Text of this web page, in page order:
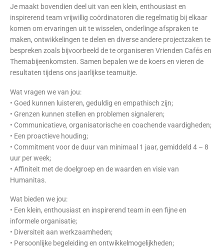
Je maakt bovendien deel uit van een klein, enthousiast en
inspirerend team vrijwillig coördinatoren die regelmatig bij elkaar
komen om ervaringen uit te wisselen, onderlinge afspraken te
maken, ontwikkelingen te delen en diverse andere projectzaken te
bespreken zoals bijvoorbeeld de te organiseren Vrienden Cafés en
Themabijeenkomsten. Samen bepalen we de koers en vieren de
resultaten tijdens ons jaarlijkse teamuitje.
Wat vragen we van jou:
• Goed kunnen luisteren, geduldig en empathisch zijn;
• Grenzen kunnen stellen en problemen signaleren;
• Communicatieve, organisatorische en coachende vaardigheden;
• Een proactieve houding;
• Commitment voor de duur van minimaal 1 jaar, gemiddeld 4 – 8
uur per week;
• Affiniteit met de doelgroep en de waarden en visie van
Humanitas.
Wat bieden we jou:
• Een klein, enthousiast en inspirerend team in een fijne en
informele organisatie;
• Diversiteit aan werkzaamheden;
• Persoonlijke begeleiding en ontwikkelmogelijkheden;